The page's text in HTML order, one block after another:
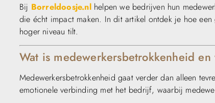
Bij Borreldoosje.nlhelpen we bedrijven hun
die écht impact maken. In dit artikel ontdek je hoe
hoger niveau tilt.
Wat is medewerkersbetrokkenheid
Medewerkersbetrokkenheid gaat verder dan alleen
emotionele verbinding met het bedrijf, waarbij